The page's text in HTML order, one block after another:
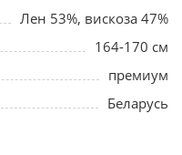
Лен 53%, вискоза 47%
164-170 см
премиум
Беларусь